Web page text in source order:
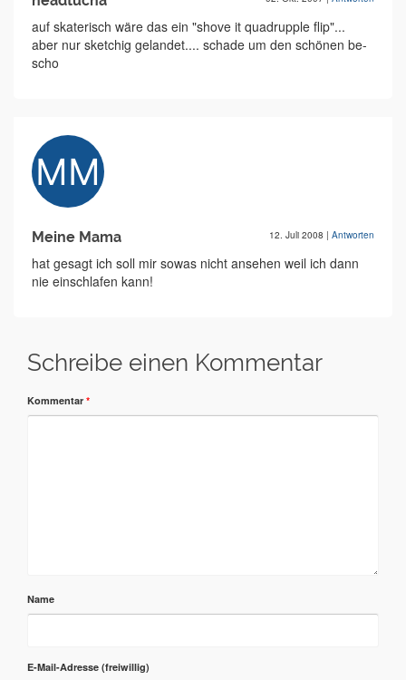
auf skaterisch wäre das ein "shove it quadrupple flip"...
aber nur sketchig gelandet.... schade um den schönen be-
scho
Meine Mama 12. Juli 2008 | Antworten
hat gesagt ich soll mir sowas nicht ansehen weil ich dann
nie einschlafen kann!
Schreibe einen Kommentar
Kommentar *
Name
E-Mail-Adresse